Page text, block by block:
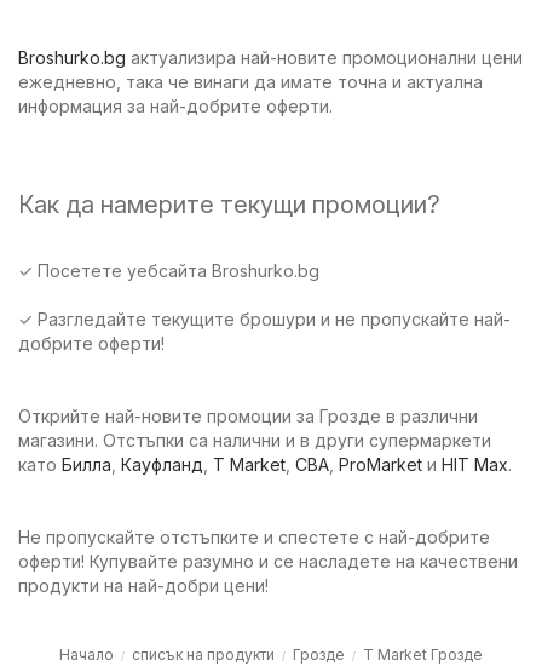
Broshurko.bg актуализира най-новите промоционални цени
ежедневно, така че винаги да имате точна и актуална
информация за най-добрите оферти.
Как да намерите текущи промоции?
✓ Посетете уебсайта Broshurko.bg
✓ Разгледайте текущите брошури и не пропускайте най-
добрите оферти!
Открийте най-новите промоции за Грозде в различни
магазини. Отстъпки са налични и в други супермаркети
като Билла, Кауфланд, T Market, CBA, ProMarket и HIT Max.
Не пропускайте отстъпките и спестете с най-добрите
оферти! Купувайте разумно и се насладете на качествени
продукти на най-добри цени!
Начало списък на продукти Грозде T Market Грозде